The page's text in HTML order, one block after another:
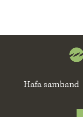
Hafa samband